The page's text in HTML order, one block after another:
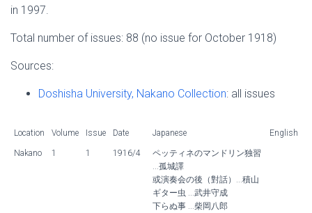
.
,
a
6
.
,
u
e
1
in 1997.
Total number of issues: 88 (no issue for October 1918)
Sources:
Doshisha University, Nakano Collection: all issues
Location Volume Issue Date Japanese English
Nakano 1 1 1916/4
ペッティネのマンドリン独習
...孤城譯
或演奏会の後（對話）...積山
ギター虫 ...武井守成
下らぬ事 ...柴岡八郎